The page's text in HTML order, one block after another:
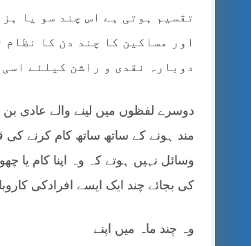
تقسیم ہوتی ہے اس چند سو یا
اور مساکین کا چند دن کا
دوبارہ نقدی و راشن کیلئے
دوسرے لفظوں میں لینے والے عادی
مند ہونے کے ساتھ ساتھ کام کرنے
وسائل نہیں ہوتے کہ وہ اپنا کام یا
کی بجائے چند ایک ایسے افرادکی
وہ چند ماہ میں اپنے